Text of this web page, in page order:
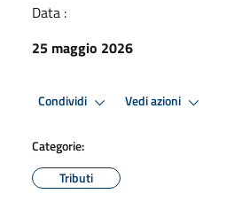
Data :
25 maggio 2026
Condividi Vedi azioni
Categorie:
Tributi